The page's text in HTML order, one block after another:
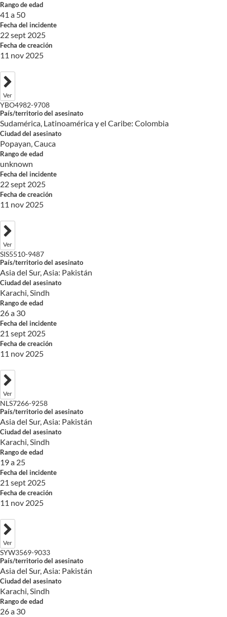
Rango de edad
41 a 50
Fecha del incidente
22 sept 2025
Fecha de creación
11 nov 2025
Ver
YBO4982-9708
País/territorio del asesinato
Sudamérica, Latinoamérica y el Caribe: Colombia
Ciudad del asesinato
Popayan, Cauca
Rango de edad
unknown
Fecha del incidente
22 sept 2025
Fecha de creación
11 nov 2025
Ver
SIS5510-9487
País/territorio del asesinato
Asia del Sur, Asia: Pakistán
Ciudad del asesinato
Karachi, Sindh
Rango de edad
26 a 30
Fecha del incidente
21 sept 2025
Fecha de creación
11 nov 2025
Ver
NLS7266-9258
País/territorio del asesinato
Asia del Sur, Asia: Pakistán
Ciudad del asesinato
Karachi, Sindh
Rango de edad
19 a 25
Fecha del incidente
21 sept 2025
Fecha de creación
11 nov 2025
Ver
SYW3569-9033
País/territorio del asesinato
Asia del Sur, Asia: Pakistán
Ciudad del asesinato
Karachi, Sindh
Rango de edad
26 a 30